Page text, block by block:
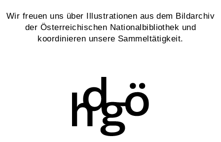
Wir freuen uns über Illustrationen aus dem Bildarchiv
der Österreichischen Nationalbibliothek und
koordinieren unsere Sammeltätigkeit.